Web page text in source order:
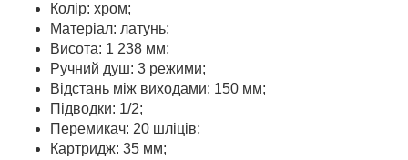
Колір: хром;
Матеріал: латунь;
Висота: 1 238 мм;
Ручний душ: 3 режими;
Відстань між виходами: 150 мм;
Підводки: 1/2;
Перемикач: 20 шліців;
Картридж: 35 мм;